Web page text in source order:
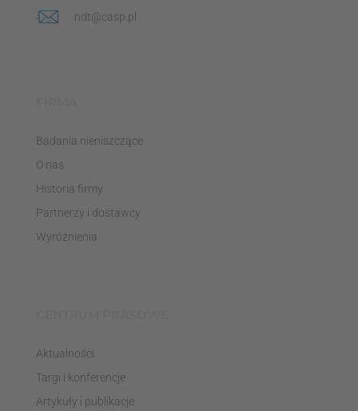
ndt@casp.pl
Badania nieniszczące
O nas
Historia firmy
Partnerzy i dostawcy
Wyróżnienia
Aktualności
Targi i konferencje
Artykuły i publikacje